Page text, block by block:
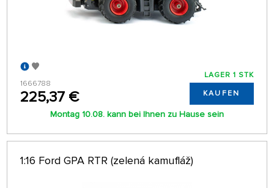
1666788
225,37 €
LAGER 1 STK
KAUFEN
Montag 10.08. kann bei Ihnen zu Hause sein
1:16 Ford GPA RTR (zelená kamufláž)